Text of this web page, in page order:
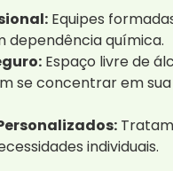
Equipes
dependência química.
Espaço livre de
se concentrar em sua
individuais.